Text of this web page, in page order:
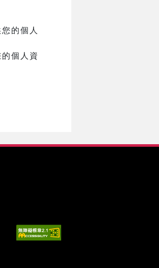
的個人
個人資